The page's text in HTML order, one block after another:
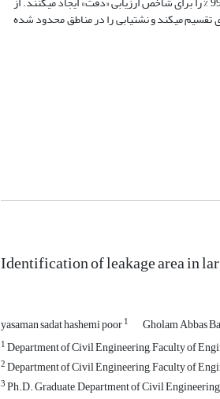
تقسیم می­کند و نشت­یابی را در مناطق محدود شده
Identification of leakage area in
yasaman sadat hashemi poor1 Gholam Abbas
1Department of Civil Engineering, Faculty of
2Department of Civil Engineering, Faculty of
3Ph.D. Graduate, Department of Civil